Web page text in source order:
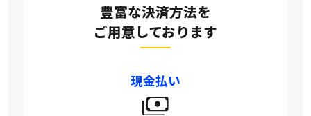
豊富な決済方法を
ご用意しております
現金払い